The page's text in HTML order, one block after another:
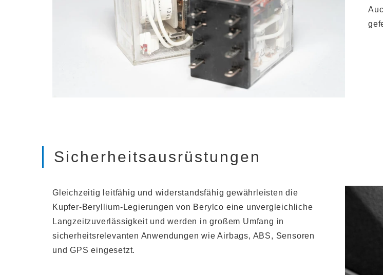
Sicherheitsausrüstungen
Gleichzeitig leitfähig und widerstandsfähig gewährleisten die
Kupfer-Beryllium-Legierungen von Berylco eine unvergleichliche
Langzeitzuverlässigkeit und werden in großem Umfang in
sicherheitsrelevanten Anwendungen wie Airbags, ABS, Sensoren
und GPS eingesetzt.